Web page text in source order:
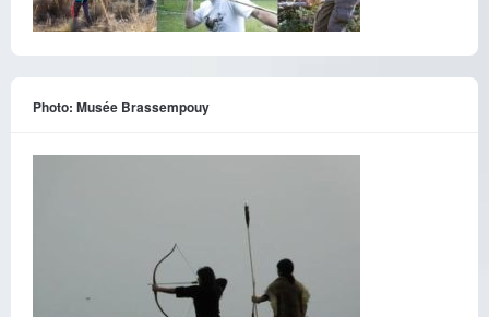
Photo: Musée Brassempouy